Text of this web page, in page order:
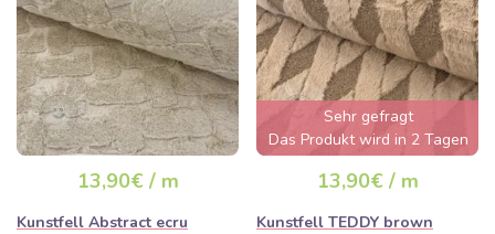
13,90€ / m
Kunstfell Abstract ecru
Sehr gefragt
Das Produkt wird in 2 Tagen
ausverkauft sein
13,90€ / m
Kunstfell TEDDY brown